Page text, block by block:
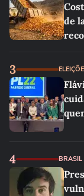
de
3
4 BRASIL